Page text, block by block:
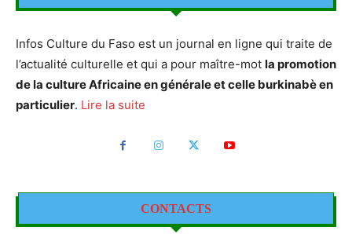
Infos Culture du Faso est un journal en ligne qui traite de
l’actualité culturelle et qui a pour maître-mot la promotion
de la culture Africaine en générale et celle burkinabè en
particulier. Lire la suite
CONTACTS